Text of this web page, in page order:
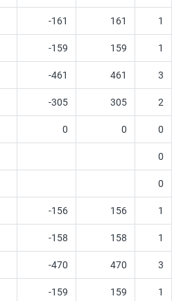
-161 161 1
-159 159 1
-461 461 3
-305 305 2
0 0 0
0
0
-156 156 1
-158 158 1
-470 470 3
-159 159 1